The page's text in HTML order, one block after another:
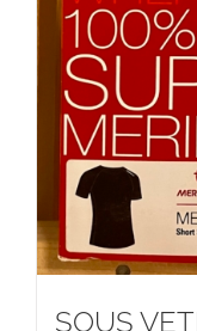
SOUS